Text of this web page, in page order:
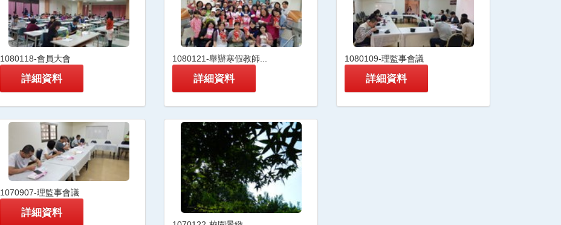
1080118-會員大會
詳細資料
1080121-舉辦寒假教師...
詳細資料
1080109-理監事會議
詳細資料
1070907-理監事會議
詳細資料